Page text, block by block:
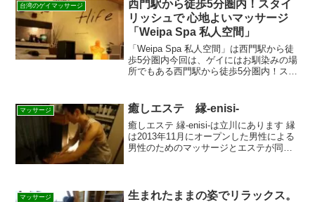
部...
台湾のゲイマッサージ
西門駅から徒歩5分圏内！スタイ
リッシュで 心地よいマッサージ
「Weipa Spa 私人空間」
「Weipa Spa 私人空間」は西門駅から徒
歩5分圏内今回は、ゲイにはお馴染みの場
所でもある西門駅から徒歩5分圏内！スタ
人空間」の紹介です♡ちなみに西門町
駅...
マッサージ 癒しエステ 縁-enisi-
癒しエステ 縁-enisi-は立川にあります 縁
は2013年11月にオープンした男性による
男性のためのマッサージとエステが同時
の事で...
マッサージ
生まれたままの姿でリラックス。